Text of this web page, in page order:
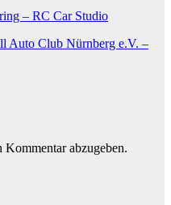
– RC Car Studio
Auto Club Nürnberg e.V. –
Kommentar abzugeben.